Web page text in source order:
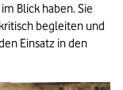
Blick haben. Sie
begleiten und
Einsatz in den